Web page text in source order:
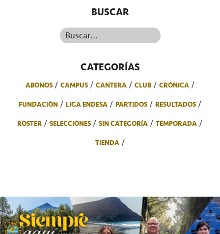
BUSCAR
Buscar...
CATEGORÍAS
ABONOS CAMPUS CANTERA CLUB
CRÓNICA
FUNDACIÓN
LIGA ENDESA PARTIDOS
RESULTADOS
ROSTER
SELECCIONES SIN CATEGORÍA
TEMPORADA
TIENDA